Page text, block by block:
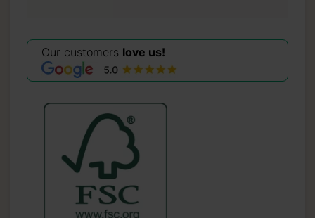
Our customers love us!